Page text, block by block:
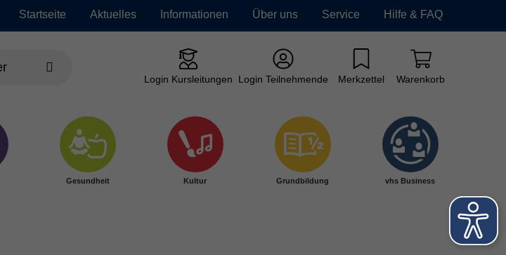
Startseite Aktuelles Informationen Über uns Service Hilfe & FAQ
Login Kursleitungen Login Teilnehmende Merkzettel Warenkorb
Gesundheit Kultur Grundbildung vhs Business